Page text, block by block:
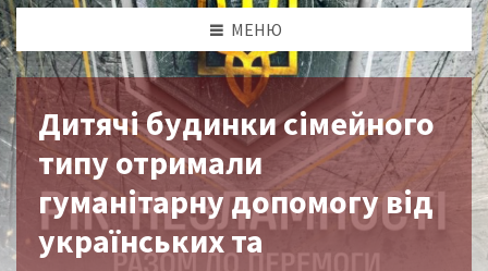
МЕНЮ
Дитячі будинки сімейного
типу отримали
гуманітарну допомогу від
українських та